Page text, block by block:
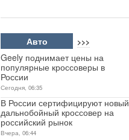
Авто >>>
Geely поднимает цены на
популярные кроссоверы в
России
Сегодня, 06:35
В России сертифицируют новый
дальнобойный кроссовер на
российский рынок
Вчера, 06:44